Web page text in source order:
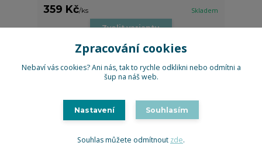
359 Kč/ks Skladem
Zvolit variantu
strana z 1
Potřebujete poradit?
Zpracování cookies
Nebaví vás cookies? Ani nás, tak to rychle odklikni nebo odmítni a
šup na náš web.
Nastavení Souhlasím
Souhlas můžete odmítnout zde.